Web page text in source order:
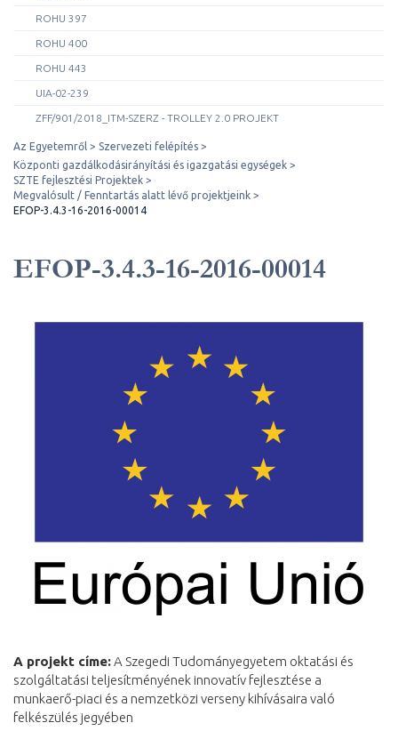
ROHU 397
ROHU 400
ROHU 443
UIA-02-239
ZFF/901/2018_ITM-SZERZ - TROLLEY 2.0 PROJEKT
Az Egyetemről
Szervezeti felépítés
Központi gazdálkodásirányítási és igazgatási egységek
SZTE fejlesztési Projektek
Megvalósult / Fenntartás alatt lévő projektjeink
EFOP-3.4.3-16-2016-00014
EFOP-3.4.3-16-2016-00014
A projekt címe:A Szegedi Tudományegyetem oktatási és
szolgáltatási teljesítményének innovatív fejlesztése a
munkaerő-piaci és a nemzetközi verseny kihívásaira való
felkészülés jegyében